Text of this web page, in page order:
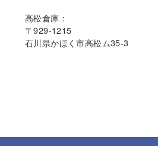
高松倉庫：
〒929-1215
石川県かほく市高松ム35-3